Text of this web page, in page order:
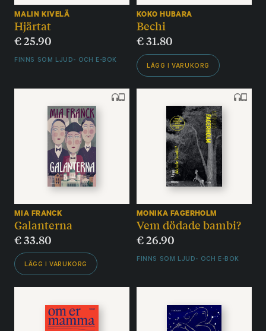
MALIN KIVELÄ
Hjärtat
€25.90
FINNS SOM LJUD- OCH E-BOK
KOKO HUBARA
Bechi
€31.80
LÄGG I VARUKORG
MIA FRANCK
Galanterna
€33.80
LÄGG I VARUKORG
MONIKA FAGERHOLM
Vem dödade bambi?
€26.90
FINNS SOM LJUD- OCH E-BOK